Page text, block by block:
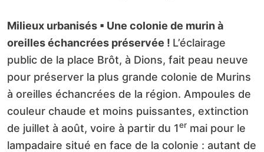
Milieux urbanisés ▪ Une colonie de murin à
oreilles échancrées préservée ! L’éclairage
public de la place Brôt, à Dions, fait peau neuve
pour préserver la plus grande colonie de Murins
à oreilles échancrées de la région. Ampoules de
couleur chaude et moins puissantes, extinction
de juillet à août, voire à partir du 1er mai pour le
lampadaire situé en face de la colonie : autant de